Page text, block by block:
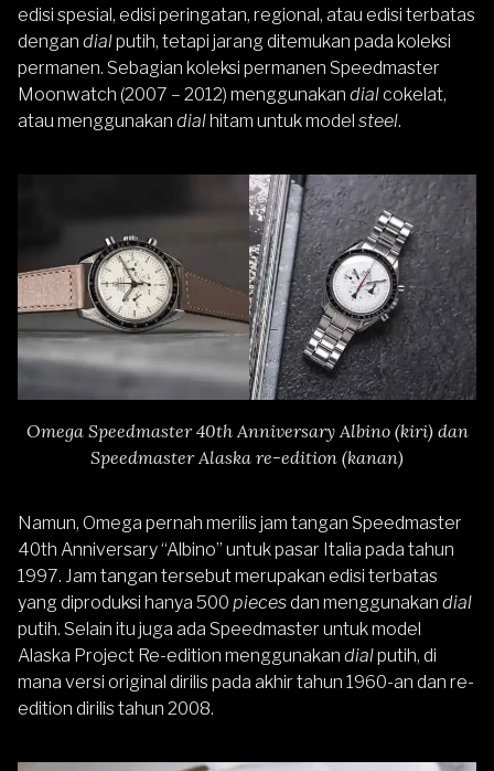
edisi spesial, edisi peringatan, regional, atau edisi terbatas
dengan dialputih, tetapi jarang ditemukan pada koleksi
permanen. Sebagian koleksi permanen Speedmaster
Moonwatch (2007 – 2012) menggunakan dialcokelat,
atau menggunakan dialhitam untuk model steel.
Omega Speedmaster 40th Anniversary Albino (kiri) dan
Speedmaster Alaska re-edition (kanan)
Namun, Omega pernah merilis jam tangan Speedmaster
40th Anniversary “Albino” untuk pasar Italia pada tahun
1997. Jam tangan tersebut merupakan edisi terbatas
yang diproduksi hanya 500 piecesdan menggunakan dial
putih. Selain itu juga ada Speedmaster untuk model
Alaska Project Re-edition menggunakan dialputih, di
mana versi original dirilis pada akhir tahun 1960-an dan re-
edition dirilis tahun 2008.